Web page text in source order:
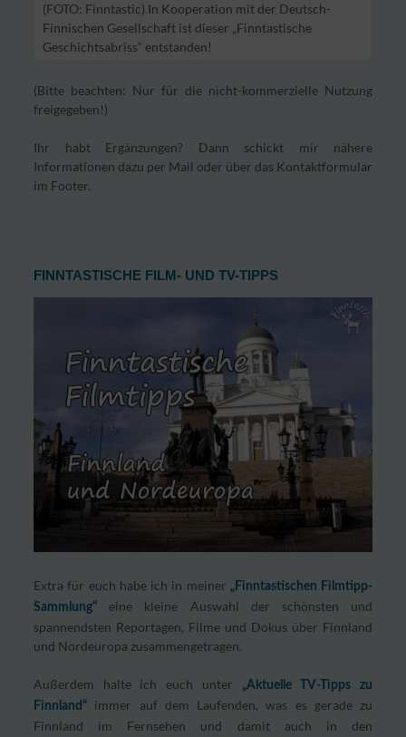
(FOTO: Finntastic) In Kooperation mit der Deutsch-
Finnischen Gesellschaft ist dieser „Finntastische
Geschichtsabriss“ entstanden!
(Bitte beachten: Nur für die nicht-kommerzielle Nutzung
freigegeben!)
Ihr habt Ergänzungen? Dann schickt mir nähere
Informationen dazu per Mail oder über das Kontaktformular
im Footer.
FINNTASTISCHE FILM- UND TV-TIPPS
Extra für euch habe ich in meiner „Finntastischen Filmtipp-
Sammlung“
eine kleine Auswahl der schönsten und
spannendsten Reportagen, Filme und Dokus über Finnland
und Nordeuropa zusammengetragen.
Außerdem halte ich euch unter
„Aktuelle TV-Tipps zu
Finnland“
immer auf dem Laufenden, was es gerade zu
Finnland im Fernsehen und damit auch in den